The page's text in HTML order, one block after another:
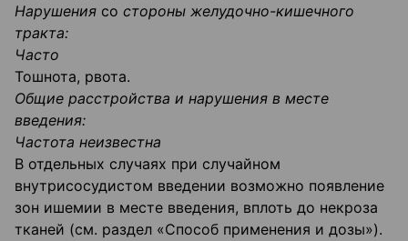
Нарушения со стороны желудочно-кишечного
тракта:
Часто
Тошнота, рвота.
Общие расстройства и нарушения в месте
введения:
Частота неизвестна
В отдельных случаях при случайном
внутрисосудистом введении возможно появление
зон ишемии в месте введения, вплоть до некроза
тканей (см. раздел «Способ применения и дозы»).